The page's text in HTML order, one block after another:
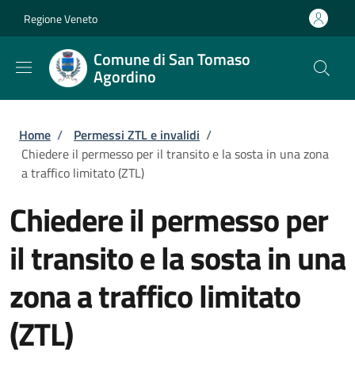
Regione Veneto
Comune di San Tomaso
Agordino
Briciole di pane
Home / Permessi ZTL e invalidi /
Chiedere il permesso per il transito e la sosta in una zona
a traffico limitato (ZTL)
Chiedere il permesso per
il transito e la sosta in una
zona a traffico limitato
(ZTL)